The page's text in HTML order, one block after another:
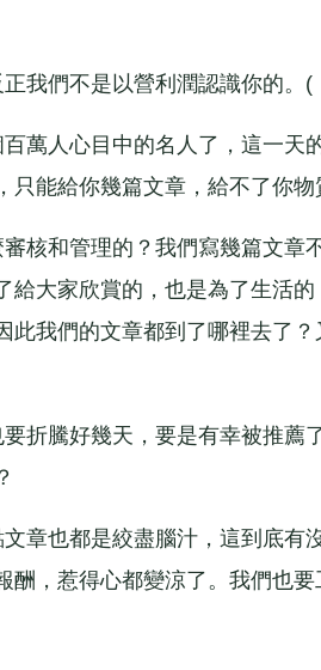
們不是以營利潤認識你的。(
人心目中的名人了，這一天
能給你幾篇文章，給不了你物
和管理的？我們寫幾篇文章
大家欣賞的，也是為了生活
此我們的文章都到了哪裡去了
騰好幾天，要是有幸被推薦
也都是絞盡腦汁，這到底有
酬，惹得心都變涼了。我們也